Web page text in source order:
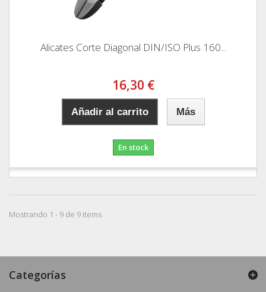
Alicates Corte Diagonal DIN/ISO Plus 160...
16,30 €
Añadir al carrito Más
En stock
Mostrando 1 - 9 de 9 items
Categorías